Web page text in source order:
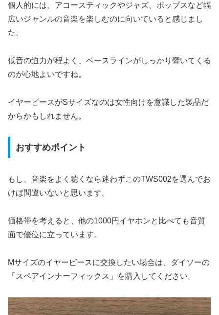
個人的には、アコースティックやジャズ、ポップスなど幅
広いジャンルの音楽を楽しむのに向いていると感じまし
た。
低音の迫力が程よく、ベースラインがしっかり響いてくる
のが心地よいですね。
イヤーピースがSサイズなのは女性向けを意識した製品だ
からかもしれません。
おすすめポイント
もし、音楽をよく聴くなら迷わずこのTWS002を選んでお
けば間違いないと思います。
価格帯を考えると、他の1000円イヤホンと比べても音質
面で優位に立っています。
Mサイズのイヤーピースに交換したい場合は、ダイソーの
「スペアインナーフィックス」を購入してください。